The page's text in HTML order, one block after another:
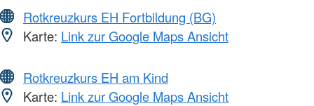
Rotkreuzkurs EH Fortbildung (BG)
Karte: Link zur Google Maps Ansicht
Rotkreuzkurs EH am Kind
Karte: Link zur Google Maps Ansicht